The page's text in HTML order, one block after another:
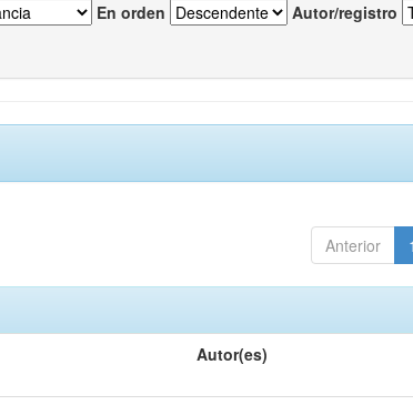
En orden Autor/registro
Anterior 1
Autor(es)